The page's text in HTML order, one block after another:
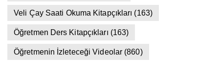
Veli Çay Saati Okuma Kitapçıkları (163)
Öğretmen Ders Kitapçıkları (163)
Öğretmenin İzleteceği Videolar (860)